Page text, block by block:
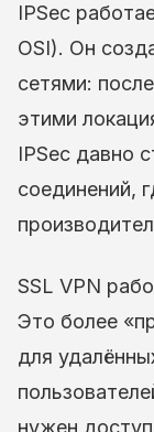
IPSec
OSI). Он
сетями:
этими
IPSec давно
соединений,
SSL VPN
Это более
для
нужен